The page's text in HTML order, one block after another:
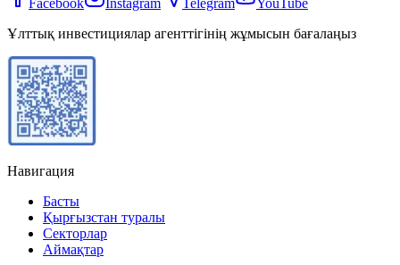
Facebook
Instagram Telegram
YouTube
Ұлттық инвестициялар агенттігінің жұмысын бағалаңыз
Навигация
Басты
Қырғызстан туралы
Секторлар
Аймақтар